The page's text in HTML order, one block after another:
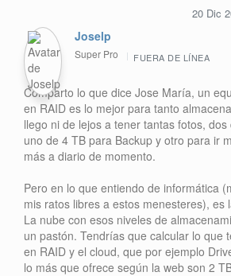
20 Dic
Joselp
Super Pro FUERA DE LÍNEA
Comparto lo que dice Jose María, un
en RAID es lo mejor para tanto
llego ni de lejos a tener tantas fotos,
uno de 4 TB para Backup y otro para ir
más a diario de momento.
Pero en lo que entiendo de informática
mis ratos libres a estos menesteres), es
La nube con esos niveles de
un pastón. Tendrías que calcular lo que
en RAID y el cloud, que por ejemplo
lo más que ofrece según la web son 2